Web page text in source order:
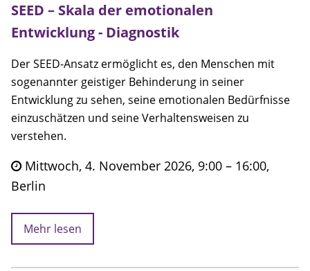
SEED – Skala der emotionalen
Entwicklung - Diagnostik
Der SEED-Ansatz ermöglicht es, den Menschen mit
sogenannter geistiger Behinderung in seiner
Entwicklung zu sehen, seine emotionalen Bedürfnisse
einzuschätzen und seine Verhaltensweisen zu
verstehen.
Mittwoch, 4. November 2026, 9:00 – 16:00,
Berlin
Mehr lesen